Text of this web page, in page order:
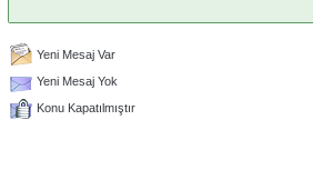
Yeni Mesaj Var
Yeni Mesaj Yok
Konu Kapatılmıştır